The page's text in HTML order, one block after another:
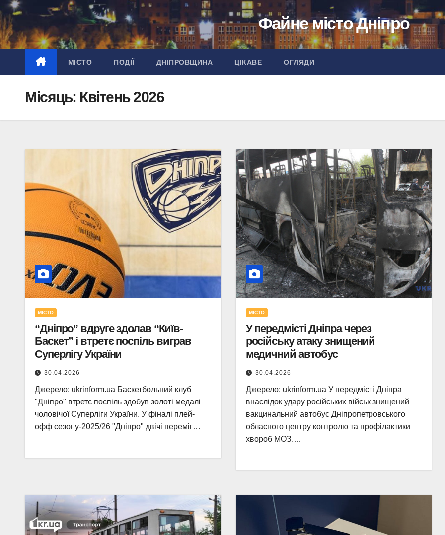
Перейти
до
вмісту
Файне місто Дніпро
МІСТО ПОДІЇ ДНІПРОВЩИНА ЦІКАВЕ ОГЛЯДИ
Місяць: Квітень 2026
МІСТО
“Дніпро” вдруге здолав “Київ-
Баскет” і втретє поспіль виграв
Суперлігу України
30.04.2026
Джерело: ukrinform.ua Баскетбольний клуб
"Дніпро" втретє поспіль здобув золоті медалі
чоловічої Суперліги України. У фіналі плей-
офф сезону-2025/26 "Дніпро" двічі переміг…
МІСТО
У передмісті Дніпра через
російську атаку знищений
медичний автобус
30.04.2026
Джерело: ukrinform.ua У передмісті Дніпра
внаслідок удару російських військ знищений
вакцинальний автобус Дніпропетровського
обласного центру контролю та профілактики
хвороб МОЗ.…